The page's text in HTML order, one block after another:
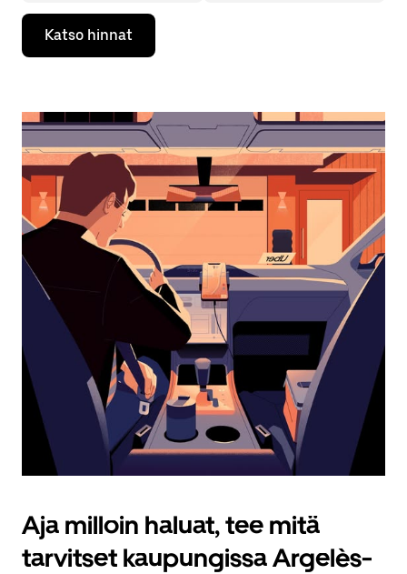
Valitse
päivämäärä
kalenterissa
Sulje
Esc-
painikkeella.
Katso hinnat
Aja milloin haluat, tee mitä
tarvitset kaupungissa Argelès-